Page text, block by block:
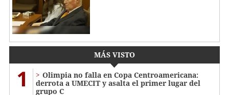
MÁS VISTO
1
Olimpia no falla en Copa Centroamericana:
derrota a UMECIT y asalta el primer lugar del
grupo C